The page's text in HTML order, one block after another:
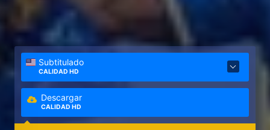
Subtitulado
CALIDAD HD
Descargar
CALIDAD HD